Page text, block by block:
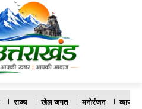
राज्य खेल जगत मनोरंजन व्यापार